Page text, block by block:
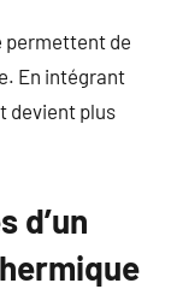
permettent de
En intégrant
devient plus
d’un